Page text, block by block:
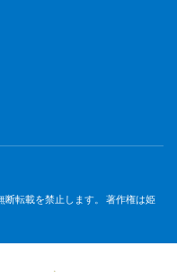
転載を禁止します。 著作権は姫